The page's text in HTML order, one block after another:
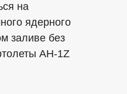
на
ядерного
заливе без
AH-1Z